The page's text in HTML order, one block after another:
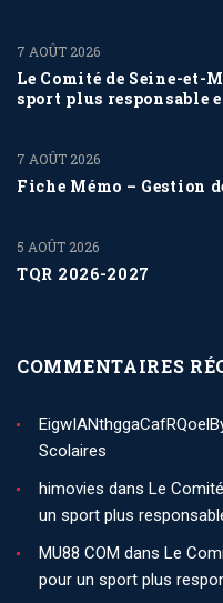
Le Comité de Seine-et-
sport plus responsable
7 AOÛT 2026
Fiche Mémo – Gestion
7 AOÛT 2026
TQR 2026-2027
5 AOÛT 2026
COMMENTAIRES
Scolaires
himovies dans Le
un sport plus
MU88 COM dans Le
pour un sport plus